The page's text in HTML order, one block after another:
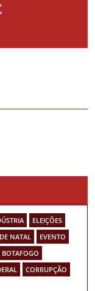
ELEIÇÕES
NATAL
EVENTO
BOTAFOGO
CORRUPÇÃO